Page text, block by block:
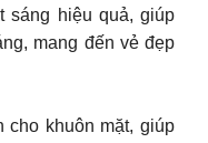
hiệu quả, giúp
mang đến vẻ đẹp
khuôn mặt, giúp